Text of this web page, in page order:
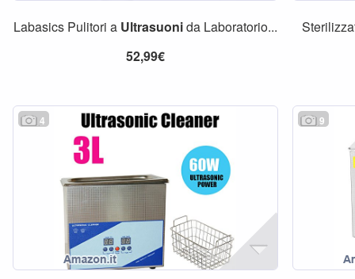
Labasics Pulitori a Ultrasuonida Laboratorio...
52,99€
4 9